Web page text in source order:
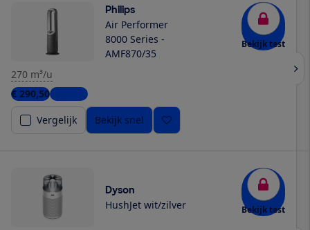
Philips
Air Performer
8000 Series -
AMF870/35
Bekijk test
270 m³/u
€ 290,501 winkel
Vergelijk
Bekijk snel
Dyson
HushJet wit/zilver Bekijk test